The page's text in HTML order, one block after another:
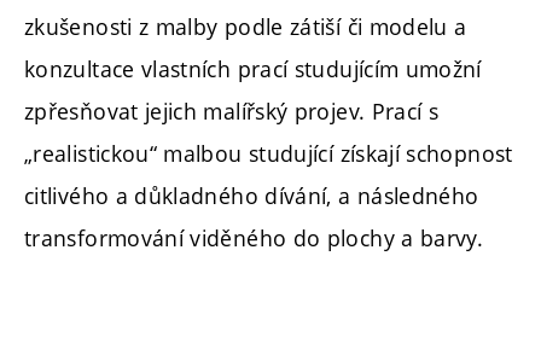
zkušenosti z malby podle zátiší či modelu a
konzultace vlastních prací studujícím umožní
zpřesňovat jejich malířský projev. Prací s
„realistickou“ malbou studující získají schopnost
citlivého a důkladného dívání, a následného
transformování viděného do plochy a barvy.